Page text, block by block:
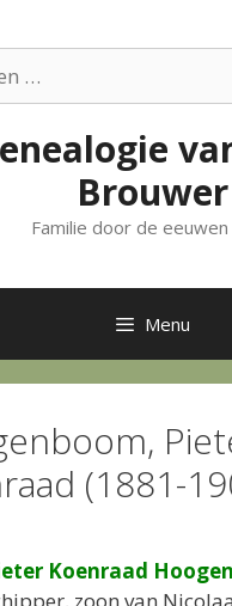
Brouwer
Familie door de eeuwen
Menu
(1881-
Koenraad